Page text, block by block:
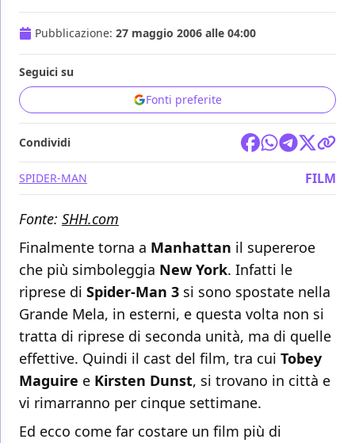
Pubblicazione: 27 maggio 2006 alle 04:00
Seguici su
Fonti preferite
Condividi
SPIDER-MAN FILM
Fonte: SHH.com
Finalmente torna a Manhattan il supereroe
che più simboleggia New York. Infatti le
riprese di Spider-Man 3 si sono spostate nella
Grande Mela, in esterni, e questa volta non si
tratta di riprese di seconda unità, ma di quelle
effettive. Quindi il cast del film, tra cui Tobey
Maguire e Kirsten Dunst, si trovano in città e
vi rimarranno per cinque settimane.
Ed ecco come far costare un film più di